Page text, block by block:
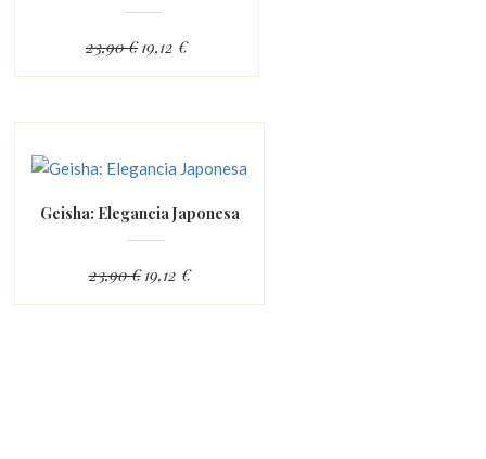
23,90 € 19,12 €
Geisha: Elegancia Japonesa
23,90 € 19,12 €